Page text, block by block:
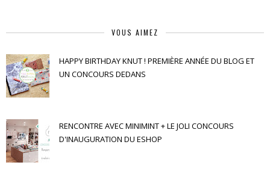
VOUS AIMEZ
HAPPY BIRTHDAY KNUT ! PREMIÈRE ANNÉE DU BLOG ET
UN CONCOURS DEDANS
RENCONTRE AVEC MINIMINT + LE JOLI CONCOURS
D'INAUGURATION DU ESHOP